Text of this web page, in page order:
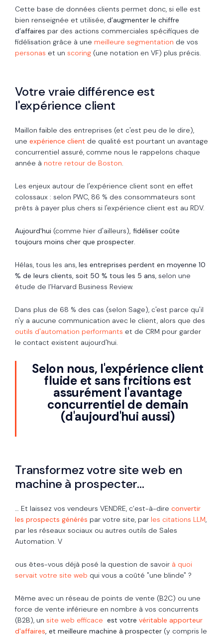
Cette base de données clients permet donc, si elle est
bien renseignée et utilisée, d’augmenter le chiffre
d’affaires par des actions commerciales spécifiques de
fidélisation grâce à une meilleure segmentation de vos
personas et un scoring (une notation en VF) plus précis.
Votre vraie différence est
l'expérience client
Maillon faible des entreprises (et c'est peu de le dire),
une expérience client de qualité est pourtant un avantage
concurrentiel assuré, comme nous le rappelons chaque
année à notre retour de Boston.
Les enjeux autour de l'expérience client sont en effet
colossaux : selon PWC, 86 % des consommateurs sont
prêts à payer plus chers si l'expérience client est au RDV.
Aujourd'hui (comme hier d'ailleurs), fidéliser coûte
toujours moins cher que prospecter.
Hélas, tous les ans, les entreprises perdent en moyenne 10
% de leurs clients, soit 50 % tous les 5 ans, selon une
étude de l’Harvard Business Review.
Dans plus de 68 % des cas (selon Sage), c'est parce qu'il
n'y a aucune communication avec le client, alors que des
outils d'automation performants et de CRM pour garder
le contact existent aujourd'hui.
Selon nous, l'expérience client
fluide et sans frcitions est
assurément l'avantage
concurrentiel de demain
(d'aujourd'hui aussi)
Transformez votre site web en
machine à prospecter…
… Et laissez vos vendeurs VENDRE, c’est-à-dire convertir
les prospects générés par votre site, par les citations LLM,
par les réseaux sociaux ou autres outils de Sales
Automation. V
ous êtes-vous déjà posé la question de savoir à quoi
servait votre site web qui vous a coûté "une blinde" ?
Même avec un réseau de points de vente (B2C) ou une
force de vente inférieure en nombre à vos concurrents
(B2B), un site web efficace est votre véritable apporteur
d'affaires, et meilleure machine à prospecter (y compris le